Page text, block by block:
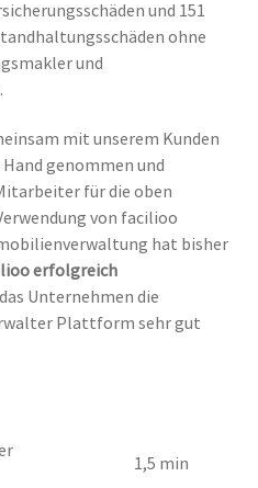
und 151
ohne
und
mit unserem Kunden
genommen und
für die oben
von facilioo
hat bisher
erfolgreich
Unternehmen die
Plattform sehr gut
1,5 min